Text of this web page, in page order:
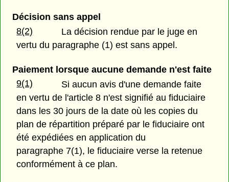
Décision sans appel
8(2)
La décision rendue par le juge en
vertu du paragraphe (1) est sans appel.
Paiement lorsque aucune demande n'est faite
9(1)
Si aucun avis d'une demande faite
en vertu de l'article 8 n'est signifié au fiduciaire
dans les 30 jours de la date où les copies du
plan de répartition préparé par le fiduciaire ont
été expédiées en application du
paragraphe 7(1), le fiduciaire verse la retenue
conformément à ce plan.